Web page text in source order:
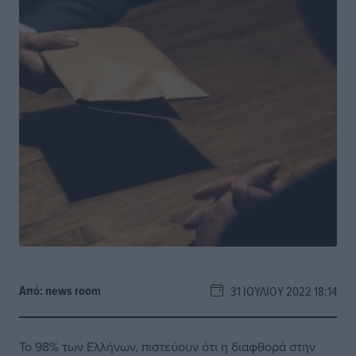
Από: news room 31 ΙΟΥΛΊΟΥ 2022 18:14
Το 98% των Ελλήνων, πιστεύουν ότι η διαφθορά στην